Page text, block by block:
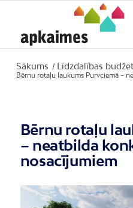
Sākums / Līdzdalības
Bērnu rotaļu laukums Purvciemā –
Bērnu rotaļu
– neatbilda
nosacījumiem